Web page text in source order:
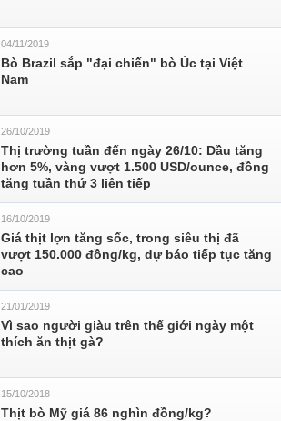
04/11/2019
Bò Brazil sắp "đại chiến" bò Úc tại Việt
Nam
26/10/2019
Thị trường tuần đến ngày 26/10: Dầu tăng
hơn 5%, vàng vượt 1.500 USD/ounce, đồng
tăng tuần thứ 3 liên tiếp
16/10/2019
Giá thịt lợn tăng sốc, trong siêu thị đã
vượt 150.000 đồng/kg, dự báo tiếp tục tăng
cao
21/01/2019
Vì sao người giàu trên thế giới ngày một
thích ăn thịt gà?
15/10/2018
Thịt bò Mỹ giá 86 nghìn đồng/kg?